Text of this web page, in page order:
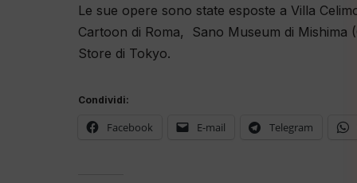
Le sue opere sono state esposte a Villa
Cartoon di Roma, Sano Museum di
Store di Tokyo.
Condividi:
Facebook E-mail Telegram